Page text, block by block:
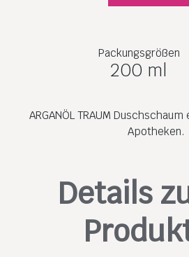
Packungsgrößen
200 ml
ARGANÖL TRAUM
Apotheken.
Details